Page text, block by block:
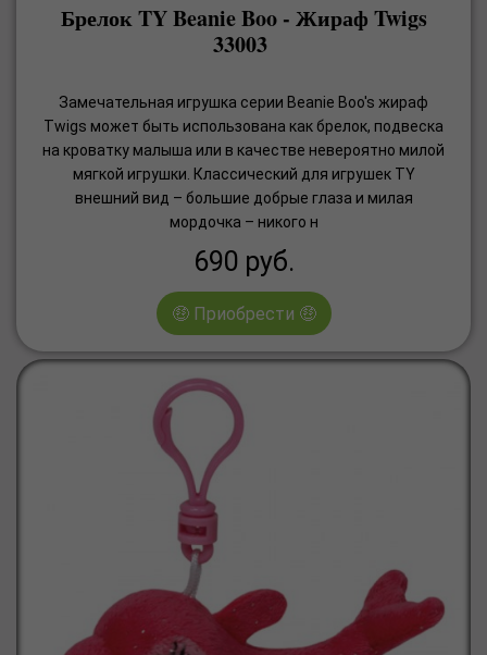
Брелок TY Beanie Boo - Жираф Twigs
33003
Замечательная игрушка серии Beanie Boo's жираф
Twigs может быть использована как брелок, подвеска
на кроватку малыша или в качестве невероятно милой
мягкой игрушки. Классический для игрушек TY
внешний вид – большие добрые глаза и милая
мордочка – никого н
690 руб.
🤑 Приобрести 🤑